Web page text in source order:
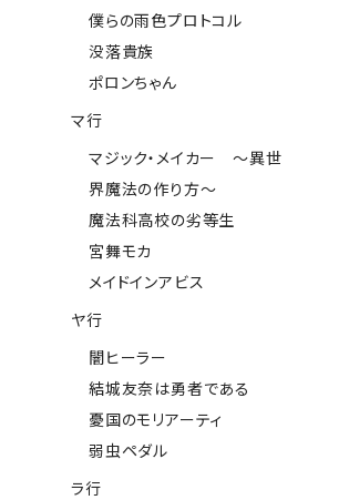
僕らの雨色プロトコル
没落貴族
ポロンちゃん
マ行
マジック・メイカー ～異世
界魔法の作り方～
魔法科高校の劣等生
宮舞モカ
メイドインアビス
ヤ行
闇ヒーラー
結城友奈は勇者である
憂国のモリアーティ
弱虫ペダル
ラ行